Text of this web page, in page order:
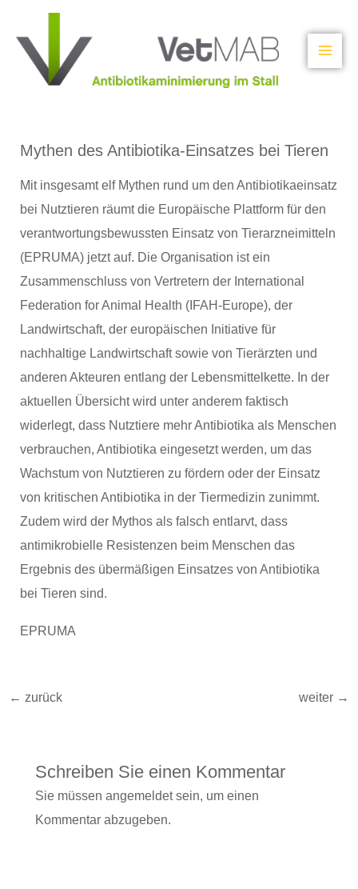
Inhalt
springen
Mythen des Antibiotika-Einsatzes bei Tieren
Mit insgesamt elf Mythen rund um den Antibiotikaeinsatz
bei Nutztieren räumt die Europäische Plattform für den
verantwortungsbewussten Einsatz von Tierarzneimitteln
(EPRUMA) jetzt auf. Die Organisation ist ein
Zusammenschluss von Vertretern der International
Federation for Animal Health (IFAH-Europe), der
Landwirtschaft, der europäischen Initiative für
nachhaltige Landwirtschaft sowie von Tierärzten und
anderen Akteuren entlang der Lebensmittelkette. In der
aktuellen Übersicht wird unter anderem faktisch
widerlegt, dass Nutztiere mehr Antibiotika als Menschen
verbrauchen, Antibiotika eingesetzt werden, um das
Wachstum von Nutztieren zu fördern oder der Einsatz
von kritischen Antibiotika in der Tiermedizin zunimmt.
Zudem wird der Mythos als falsch entlarvt, dass
antimikrobielle Resistenzen beim Menschen das
Ergebnis des übermäßigen Einsatzes von Antibiotika
bei Tieren sind.
EPRUMA
← zurück weiter →
Schreiben Sie einen Kommentar
Sie müssen angemeldetsein, um einen
Kommentar abzugeben.